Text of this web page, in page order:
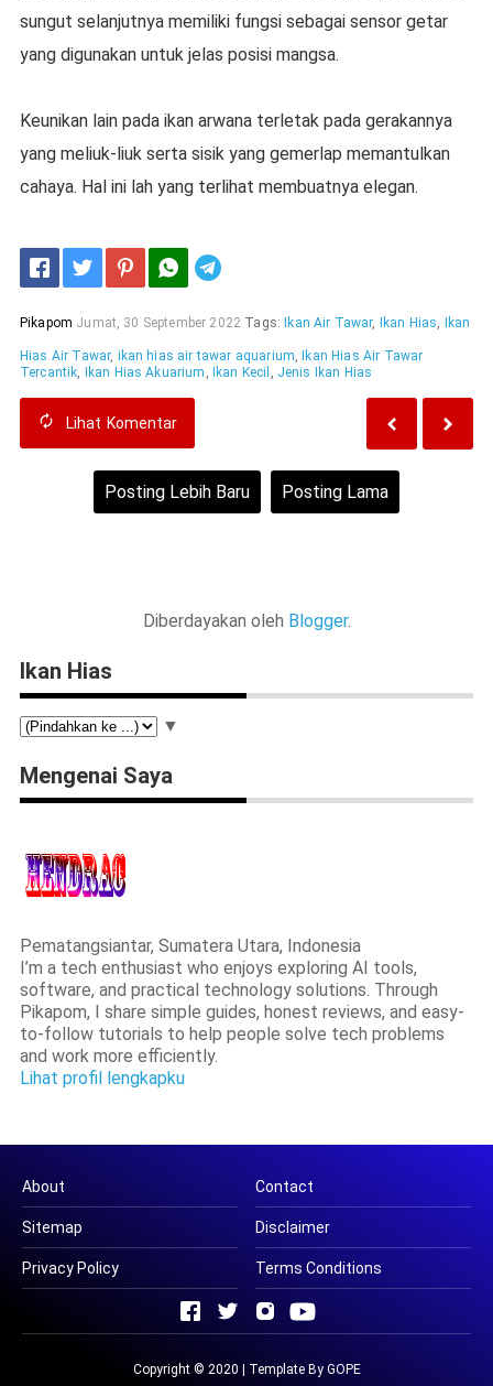
sungut selanjutnya memiliki fungsi sebagai sensor getar
yang digunakan untuk jelas posisi mangsa.
Keunikan lain pada ikan arwana terletak pada gerakannya
yang meliuk-liuk serta sisik yang gemerlap memantulkan
cahaya. Hal ini lah yang terlihat membuatnya elegan.
Pikapom Jumat, 30 September 2022 Tags: Ikan Air Tawar, Ikan Hias, Ikan
Hias Air Tawar, ikan hias air tawar aquarium,
Ikan Hias Air Tawar
Tercantik, Ikan Hias Akuarium , Ikan Kecil , Jenis Ikan Hias
Lihat Komentar
Posting Lebih Baru Posting Lama
Diberdayakan oleh Blogger.
Ikan Hias
▼
Mengenai Saya
Pematangsiantar, Sumatera Utara, Indonesia
I’m a tech enthusiast who enjoys exploring AI tools,
software, and practical technology solutions. Through
Pikapom, I share simple guides, honest reviews, and easy-
to-follow tutorials to help people solve tech problems
and work more efficiently.
Lihat profil lengkapku
About Contact
Sitemap Disclaimer
Privacy Policy Terms Conditions
Copyright © 2020 | Template By GOPE